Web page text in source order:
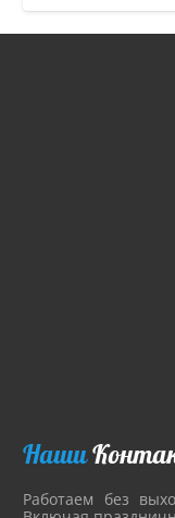
Наши
Работаем без